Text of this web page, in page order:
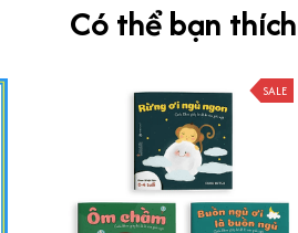
Có thể bạn thích
SALE